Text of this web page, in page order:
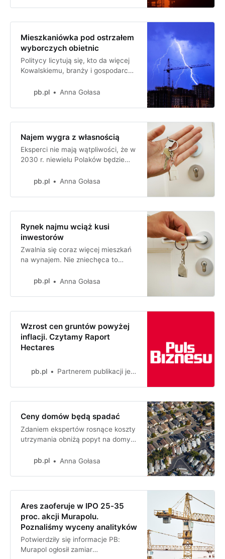
Mieszkaniówka pod ostrzałem
wyborczych obietnic
Politycy licytują się, kto da więcej
Kowalskiemu, branży i gospodarce.
odłogiem.
pb.pl Anna Gołasa
Najem wygra z własnością
Eksperci nie mają wątpliwości, że w
2030 r. niewielu Polaków będzie
mieszkania. Trzeba więc rozwinąć
wprowadzenie REIT-ów
pb.pl Anna Gołasa
Rynek najmu wciąż kusi
inwestorów
Zwalnia się coraz więcej mieszkań
na wynajem. Nie zniechęca to
2023 r. stanowili aż 44 proc.
pb.pl Anna Gołasa
Wzrost cen gruntów powyżej
inflacji. Czytamy Raport
Hectares
pb.pl Partnerem publikacji jest Hectaresopublikowano: 2022-10-19 15:06
Ceny domów będą spadać
Zdaniem ekspertów rosnące koszty
utrzymania obniżą popyt na domy
ich ceny.
pb.pl Anna Gołasa
Ares zaoferuje w IPO 25-35
proc. akcji Murapolu.
Poznaliśmy wyceny analityków
Potwierdziły się informacje PB:
Murapol ogłosił zamiar